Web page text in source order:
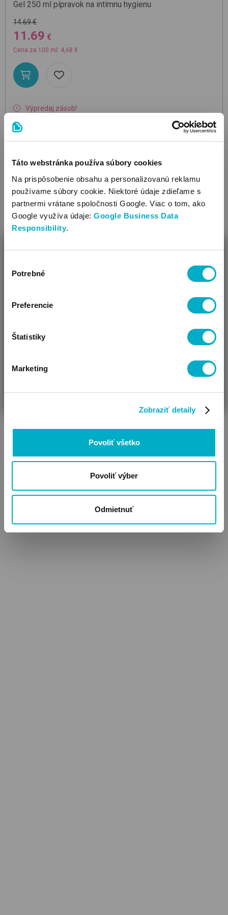
Táto webstránka používa súbory cookies
Na prispôsobenie obsahu a personalizovanú reklamu
používame súbory cookie. Niektoré údaje zdieľame s
partnermi vrátane spoločnosti Google. Viac o tom, ako
Google využíva údaje: Google Business Data
Responsibility.
súhlasu
Potrebné
Preferencie
Štatistiky
Marketing
Zobraziť detaily
Povoliť všetko
Povoliť výber
Odmietnuť
Gel 250 ml pípravok na intímnu hygienu
14.69 €
11.69 €
Cena za 100 ml: 4,68 €
Výpredaj zásob!